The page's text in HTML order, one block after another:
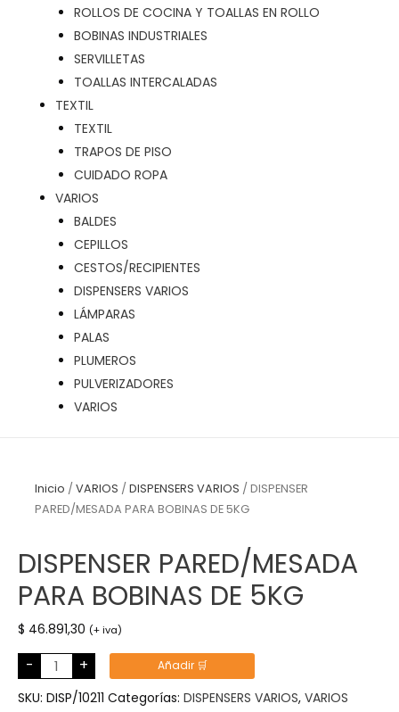
ROLLOS DE COCINA Y TOALLAS EN ROLLO
BOBINAS INDUSTRIALES
SERVILLETAS
TOALLAS INTERCALADAS
TEXTIL
TEXTIL
TRAPOS DE PISO
CUIDADO ROPA
VARIOS
BALDES
CEPILLOS
CESTOS/RECIPIENTES
DISPENSERS VARIOS
LÁMPARAS
PALAS
PLUMEROS
PULVERIZADORES
VARIOS
Inicio /VARIOS /DISPENSERS VARIOS / DISPENSER
PARED/MESADA PARA BOBINAS DE 5KG
DISPENSER PARED/MESADA
PARA BOBINAS DE 5KG
$ 46.891,30 (+ iva)
- DISPENSER
PARED/MESADA
PARA
BOBINAS
DE
+ Añadir 🛒
SKU: DISP/10211 Categorías: DISPENSERS VARIOS, VARIOS